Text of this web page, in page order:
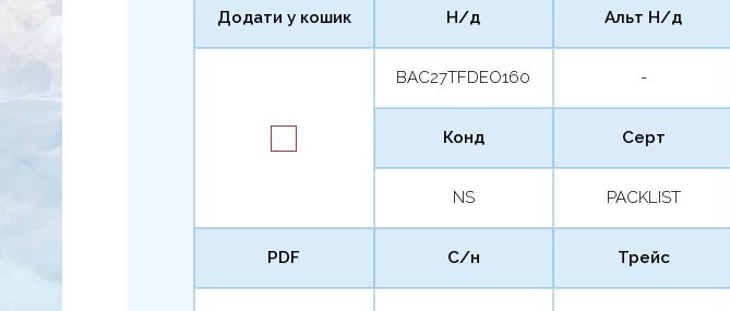
Додати у кошик Н/д
BAC27TFDEO160
Альт Н/д
-
Конд
NS
Серт
PACKLIST
PDF С/н Трейс